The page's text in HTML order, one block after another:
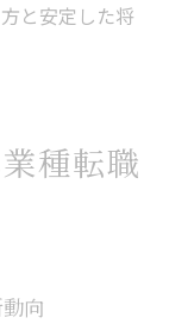
と安定した将
種転職
向